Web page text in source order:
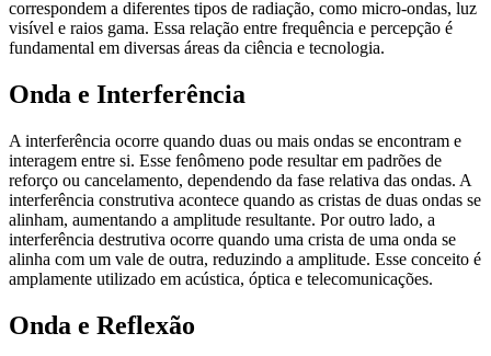
correspondem a diferentes tipos de radiação, como micro-ondas, luz
visível e raios gama. Essa relação entre frequência e percepção é
fundamental em diversas áreas da ciência e tecnologia.
Onda e Interferência
A interferência ocorre quando duas ou mais ondas se encontram e
interagem entre si. Esse fenômeno pode resultar em padrões de
reforço ou cancelamento, dependendo da fase relativa das ondas. A
interferência construtiva acontece quando as cristas de duas ondas se
alinham, aumentando a amplitude resultante. Por outro lado, a
interferência destrutiva ocorre quando uma crista de uma onda se
alinha com um vale de outra, reduzindo a amplitude. Esse conceito é
amplamente utilizado em acústica, óptica e telecomunicações.
Onda e Reflexão